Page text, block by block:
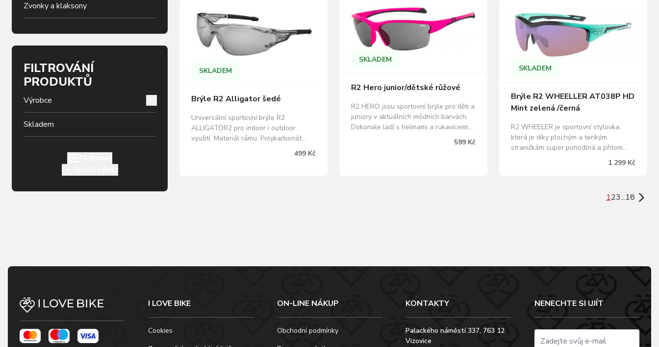
Zvonky a klaksony
FILTROVÁNÍ
PRODUKTŮ
Výrobce
Skladem
mikrovláknový ochranný pytlík, vhodný i
k čištění.…
SKLADEM
Brýle R2 Alligator šedé
Universální sportovní brýle R2
ALLIGATOR2 pro indoor i outdoor
využití. Materiál rámu: Polykarbonát
Barva rámu: lesklý šedý Materiál čoček:
499 Kč
SKLADEM
R2 Hero junior/dětské růžové
R2 HERO jsou sportovní brýle pro děti a
juniory v aktuálních módních barvách.
Dokonale ladí s helmami a rukavicemi
materiálů zajistí bezpečí v různých
599 Kč
SKLADEM
Brýle R2 WHEELLER AT038P HD
Mint zelená /černá
R2 WHEELER je sportovní stylovka,
která je díky plochým a tenkým
straničkám super pohodlná a přitom
zásadně snižuje váhu a zvyšuje
1 299 Kč
123...18
I LOVE BIKE
Cookies
ON-LINE NÁKUP
Obchodní podmínky
KONTAKTY
Palackého náměstí 337, 763 12
Vizovice
NENECHTE SI UJÍT